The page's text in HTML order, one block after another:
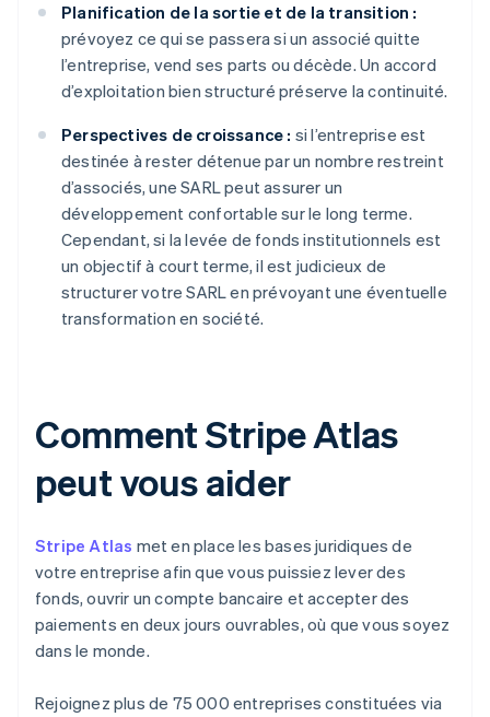
Planification de la sortie et de la transition :
prévoyez ce qui se passera si un associé quitte
l’entreprise, vend ses parts ou décède. Un accord
d’exploitation bien structuré préserve la continuité.
Perspectives de croissance : si l’entreprise est
destinée à rester détenue par un nombre restreint
d’associés, une SARL peut assurer un
développement confortable sur le long terme.
Cependant, si la levée de fonds institutionnels est
un objectif à court terme, il est judicieux de
structurer votre SARL en prévoyant une éventuelle
transformation en société.
Comment Stripe Atlas
peut vous aider
Stripe Atlas met en place les bases juridiques de
votre entreprise afin que vous puissiez lever des
fonds, ouvrir un compte bancaire et accepter des
paiements en deux jours ouvrables, où que vous soyez
dans le monde.
Rejoignez plus de 75 000 entreprises constituées via